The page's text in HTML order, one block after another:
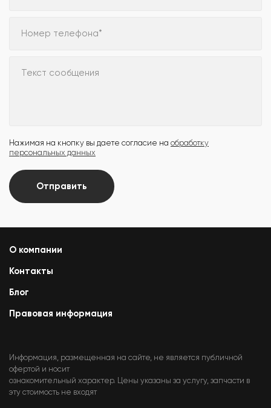
Номер телефона*
Текст сообщения
Нажимая на кнопку вы даете согласие на обработку
персональных данных
Отправить
О компании
Контакты
Блог
Правовая информация
Информация, размещенная на сайте, не является публичной
офертой и носит
ознакомительный характер. Цены указаны за услугу, запчасти в
эту стоимость не входят